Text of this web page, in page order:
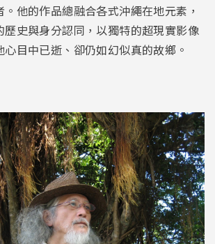
。他的作品總融合各式沖繩在地元素，
歷史與身分認同，以獨特的超現實影像
目中已逝、卻仍如幻似真的故鄉。